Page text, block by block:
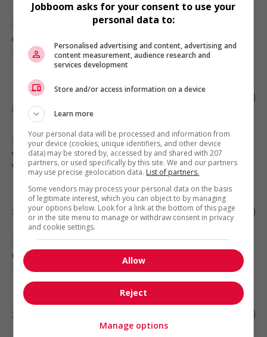
Construction, production et
manutention
Ingénieur civil infrastructure (h/f) -
intermédiaire
Montréal, QC
Génie, biopharmaceutique, sciences
et techniques scientifiques
Soudeur-assembleur (h/f)
Montréal-Est, QC
Construction, production et
manutention
Soudeur haute pression (h/f)
Jobboom asks for your consent to use your
personal data to:
Personalised advertising and content, advertising and
content measurement, audience research and
services development
Store and/or access information on a device
Learn more
Your personal data will be processed and information from
your device (cookies, unique identifiers, and other device
data) may be stored by, accessed by and shared with 207
partners, or used specifically by this site. We and our partners
may use precise geolocation data. List of partners.
Some vendors may process your personal data on the basis
of legitimate interest, which you can object to by managing
your options below. Look for a link at the bottom of this page
or in the site menu to manage or withdraw consent in privacy
and cookie settings.
Allow
Reject
Manage options